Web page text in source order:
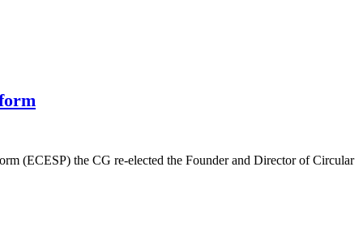
(ECESP) the CG re-elected the Founder and Director of Circular